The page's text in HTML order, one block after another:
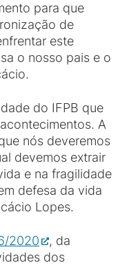
para que
de
este
o nosso pais e o
do IFPB que
A
nós deveremos
devemos extrair
e na fragilidade
defesa da vida
Lopes.
2020
, da
dos